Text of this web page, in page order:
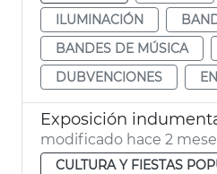
ILUMINACIÓN
BANDES DE MÚSICA
DUBVENCIONES
modificado hace 2
CULTURA Y FIESTAS